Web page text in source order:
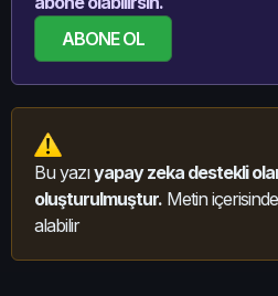
ABONE OL
Bu yazıyapay zeka destekli
oluşturulmuştur. Metin
alabilir